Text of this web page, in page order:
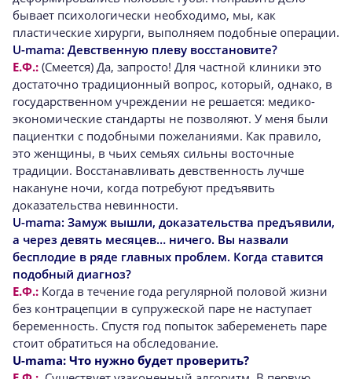
бывает психологически необходимо, мы, как
пластические хирурги, выполняем подобные операции.
U-mama: Девственную плеву восстановите?
Е.Ф.: (Смеется) Да, запросто! Для частной клиники это
достаточно традиционный вопрос, который, однако, в
государственном учреждении не решается: медико-
экономические стандарты не позволяют. У меня были
пациентки с подобными пожеланиями. Как правило,
это женщины, в чьих семьях сильны восточные
традиции. Восстанавливать девственность лучше
накануне ночи, когда потребуют предъявить
доказательства невинности.
U-mama: Замуж вышли, доказательства предъявили,
а через девять месяцев… ничего. Вы назвали
бесплодие в ряде главных проблем. Когда ставится
подобный диагноз?
Е.Ф.: Когда в течение года регулярной половой жизни
без контрацепции в супружеской паре не наступает
беременность. Спустя год попыток забеременеть паре
стоит обратиться на обследование.
U-mama: Что нужно будет проверить?